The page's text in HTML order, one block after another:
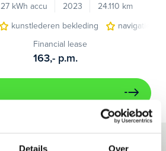
Details Over
27 kWh accu 2023
24.110 km
kunstlederen bekleding
Financial lease
163,- p.m.